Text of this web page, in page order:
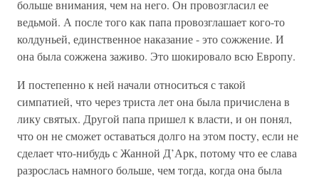
больше внимания, чем на него. Он провозгласил ее
ведьмой. А после того как папа провозглашает кого-то
колдуньей, единственное наказание - это сожжение. И
она была сожжена заживо. Это шокировало всю Европу.
И постепенно к ней начали относиться с такой
симпатией, что через триста лет она была причислена в
лику святых. Другой папа пришел к власти, и он понял,
что он не сможет оставаться долго на этом посту, если не
сделает что-нибудь с Жанной Д’Арк, потому что ее слава
разрослась намного больше, чем тогда, когда она была